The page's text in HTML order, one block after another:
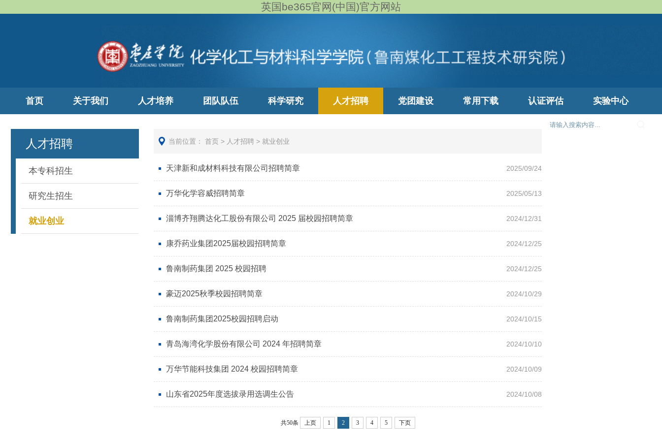
英国be365官网(中国)官方网站
首页 关于我们 人才培养 团队队伍 科学研究 人才招聘 党团建设 常用下载 认证评估 实验中心
人才招聘
本专科招生
研究生招生
就业创业
当前位置： 首页 > 人才招聘 > 就业创业
天津新和成材料科技有限公司招聘简章 2025/09/24
万华化学容威招聘简章 2025/05/13
淄博齐翔腾达化工股份有限公司 2025 届校园招聘简章 2024/12/31
康乔药业集团2025届校园招聘简章 2024/12/25
鲁南制药集团 2025 校园招聘 2024/12/25
豪迈2025秋季校园招聘简章 2024/10/29
鲁南制药集团2025校园招聘启动 2024/10/15
青岛海湾化学股份有限公司 2024 年招聘简章 2024/10/10
万华节能科技集团 2024 校园招聘简章 2024/10/09
山东省2025年度选拔录用选调生公告 2024/10/08
共50条 上页 1 2 3 4 5 下页